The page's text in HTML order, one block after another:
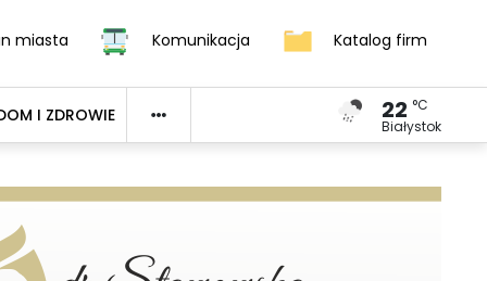
miasta Komunikacja Katalog firm
I ZDROWIE 22 °C
Białystok